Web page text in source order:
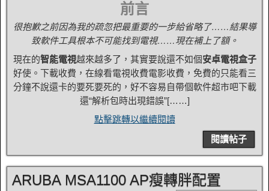
前言
很抱歉之前因為我的疏忽把最重要的一步給省略了……結果導
致軟件工具根本不可能找到電視……現在補上了額。
現在的智能電視越來越多了，其實要說還不如個安卓電視盒子
好使。下載收費，在線看電視收費電影收費，免費的只能看三
分鐘不說還卡的要死要死的，好不容易自帶個軟件超市吧下載
還“解析包時出現錯誤”[……]
點擊跳轉以繼續閱讀
閱讀帖子
ARUBA MSA1100 AP瘦轉胖配置